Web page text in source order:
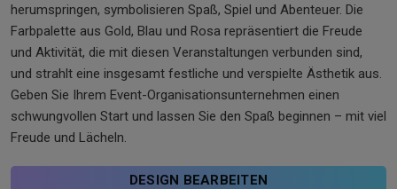
herumspringen, symbolisieren Spaß, Spiel und Abenteuer. Die
Farbpalette aus Gold, Blau und Rosa repräsentiert die Freude
und Aktivität, die mit diesen Veranstaltungen verbunden sind,
und strahlt eine insgesamt festliche und verspielte Ästhetik aus.
Geben Sie Ihrem Event-Organisationsunternehmen einen
schwungvollen Start und lassen Sie den Spaß beginnen – mit viel
Freude und Lächeln.
DESIGN BEARBEITEN